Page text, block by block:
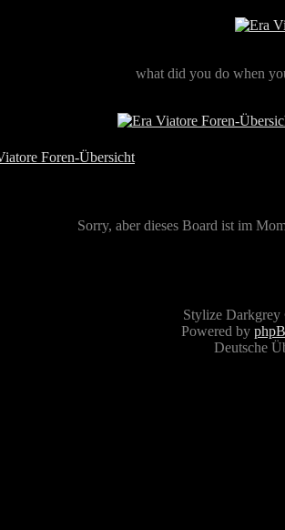
what did you do when
Foren-Übersicht
Sorry, aber dieses Board ist im
Stylize
Powered by
Deutsche